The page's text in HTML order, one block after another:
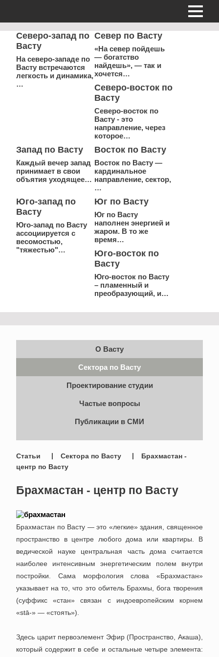
Северо-запад по
Васту
На северо-западе по
Васту встречаются
легкость и динамика,
…
Север по Васту
«На север пойдешь
— богатство
найдешь», — так и
хочется…
Северо-восток по
Васту
Северо-восток по
Васту - это
направление, через
которое…
Запад по Васту
Каждый вечер запад
принимает в свои
объятия уходящее…
Восток по Васту
Восток по Васту —
кардинальное
направление, сектор,
…
Юго-запад по
Васту
Юго-запад по Васту
ассоциируется с
весомостью,
"тяжестью"…
Юг по Васту
Юг по Васту
наполнен энергией и
жаром. В то же
время…
Юго-восток по
Васту
Юго-восток по Васту
– пламенный и
преобразующий, и…
О Васту
Сектора по Васту
Проектирование студии
Частые вопросы
Публикации в СМИ
Статьи Сектора по Васту
Брахмастан -
центр по Васту
Брахмастан - центр по Васту
Брахмастан по Васту — это «легкие» здания, священное
пространство в центре любого дома или квартиры. В
ведической науке центральная часть дома считается
наиболее интенсивным энергетическим полем внутри
постройки. Сама морфология слова «Брахмастан»
указывает на то, что это обитель Брахмы, бога творения
(суффикс «стан» связан с индоевропейским корнем
«stā-» — «стоять»).
Здесь царит первоэлемент Эфир (Пространство, Акаша),
который содержит в себе и остальные четыре элемента: